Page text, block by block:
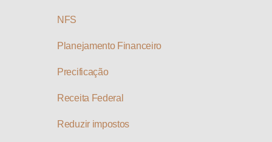
NFS
Planejamento Financeiro
Precificação
Receita Federal
Reduzir impostos